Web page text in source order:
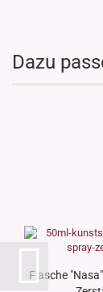
Dazu
Flasche